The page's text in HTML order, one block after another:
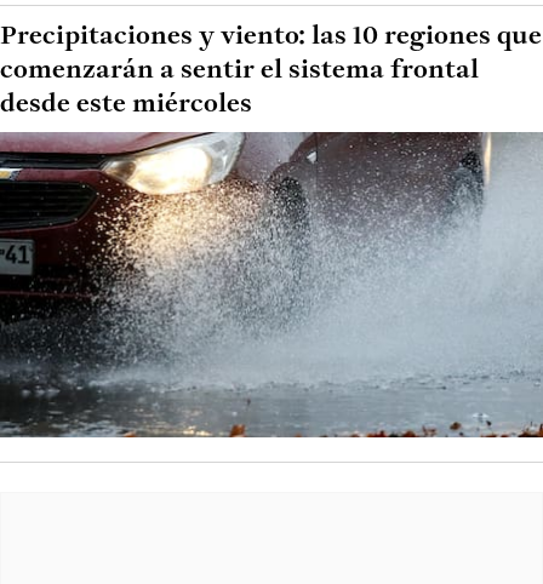
Precipitaciones y viento: las 10 regiones que
comenzarán a sentir el sistema frontal
desde este miércoles